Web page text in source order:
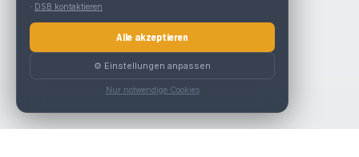
· DSB kontaktieren
Alle akzeptieren
⚙️ Einstellungen anpassen
Nur notwendige Cookies